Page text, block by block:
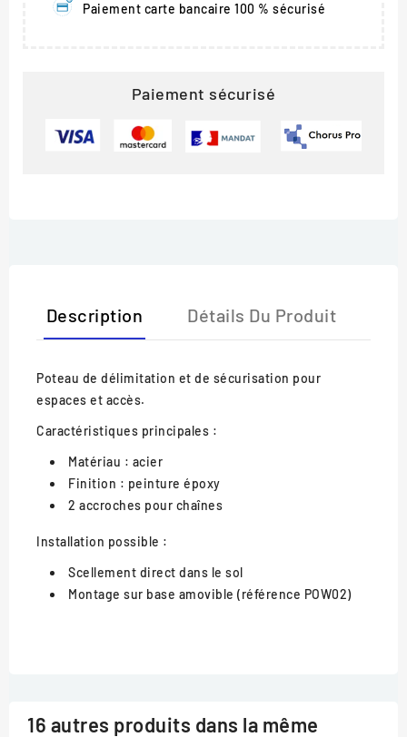
Paiement carte bancaire 100 % sécurisé
Paiement sécurisé
Description Détails Du Produit
Poteau de délimitation et de sécurisation pour
espaces et accès.
Caractéristiques principales :
Matériau : acier
Finition : peinture époxy
2 accroches pour chaînes
Installation possible :
Scellement direct dans le sol
Montage sur base amovible (référence POW02)
16 autres produits dans la même